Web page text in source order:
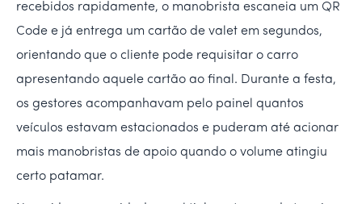
recebidos rapidamente, o manobrista escaneia um QR
Code e já entrega um cartão de valet em segundos,
orientando que o cliente pode requisitar o carro
apresentando aquele cartão ao final. Durante a festa,
os gestores acompanhavam pelo painel quantos
veículos estavam estacionados e puderam até acionar
mais manobristas de apoio quando o volume atingiu
certo patamar.